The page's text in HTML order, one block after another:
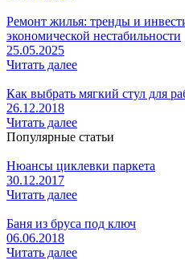
Ремонт жилья: тренды и
экономической нестабильности
25.05.2025
Читать далее
Как выбрать мягкий стул для
26.12.2018
Читать далее
Популярные статьи
Нюансы циклевки паркета
30.12.2017
Читать далее
Баня из бруса под ключ
06.06.2018
Читать далее